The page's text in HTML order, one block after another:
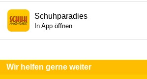
Schuhparadies
In App öffnen
Wir helfen gerne weiter